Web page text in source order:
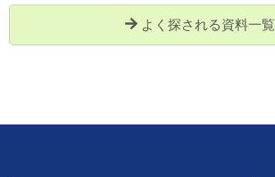
よく探される資料一覧